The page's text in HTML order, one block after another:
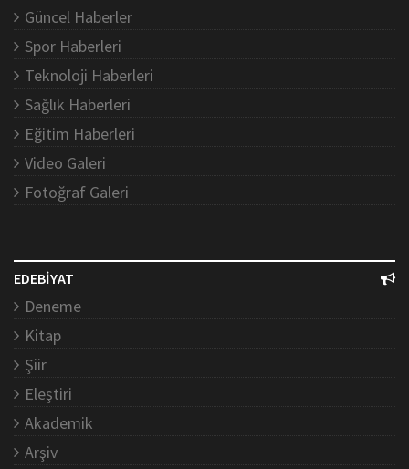
Güncel Haberler
Spor Haberleri
Teknoloji Haberleri
Sağlık Haberleri
Eğitim Haberleri
Video Galeri
Fotoğraf Galeri
EDEBİYAT
Deneme
Kitap
Şiir
Eleştiri
Akademik
Arşiv